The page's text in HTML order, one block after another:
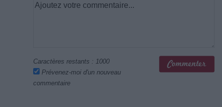
Caractères restants : 1000
Prévenez-moi d'un nouveau
commentaire